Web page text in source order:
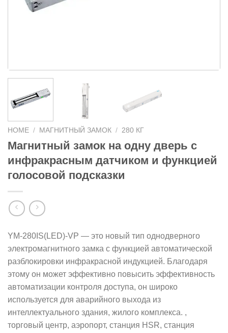
HOME / МАГНИТНЫЙ ЗАМОК / 280 КГ
Магнитный замок на одну дверь с
инфракрасным датчиком и функцией
голосовой подсказки
YM-280IS(LED)-VP — это новый тип однодверного
электромагнитного замка с функцией автоматической
разблокировки инфракрасной индукцией. Благодаря
этому он может эффективно повысить эффективность
автоматизации контроля доступа, он широко
используется для аварийного выхода из
интеллектуального здания, жилого комплекса. ,
торговый центр, аэропорт, станция HSR, станция